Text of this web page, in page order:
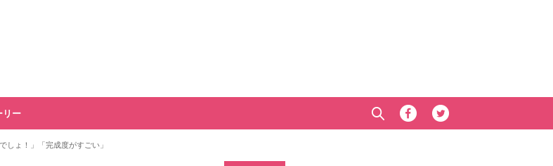
リー
ょ！」「完成度がすごい」